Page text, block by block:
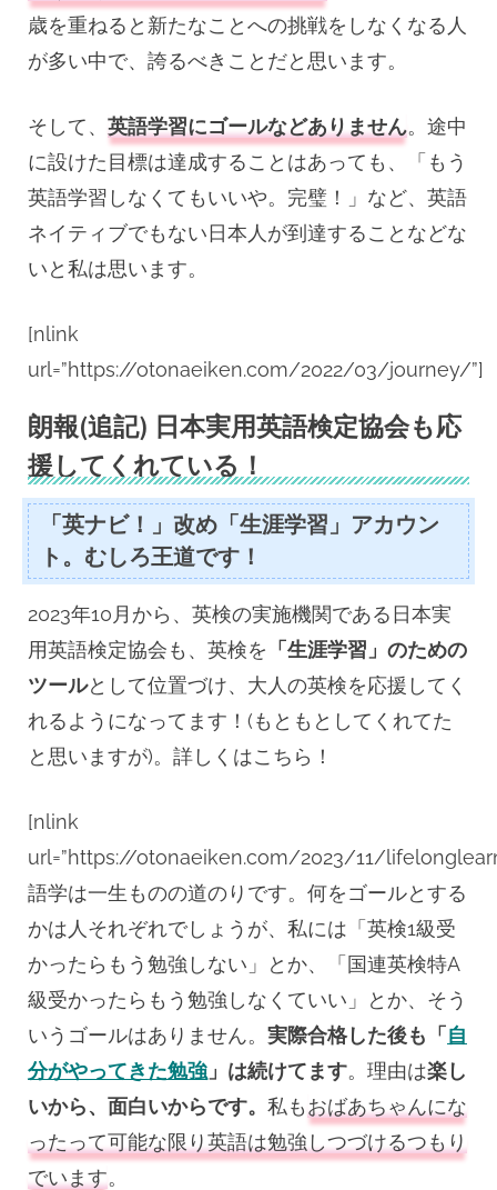
歳を重ねると新たなことへの挑戦をしなくなる人
が多い中で、誇るべきことだと思います。
そして、 英語学習にゴールなどありません。途中
に設けた目標は達成することはあっても、「もう
英語学習しなくてもいいや。完璧！」など、英語
ネイティブでもない日本人が到達することなどな
いと私は思います。
[nlink
url=”https://otonaeiken.com/2022/03/journey/”]
朗報(追記) 日本実用英語検定協会も応
援してくれている！
「英ナビ！」改め「生涯学習」アカウン
ト。むしろ王道です！
2023年10月から、英検の実施機関である日本実
用英語検定協会も、英検を 「生涯学習」のための
ツールとして位置づけ、大人の英検を応援してく
れるようになってます！(もともとしてくれてた
と思いますが)。詳しくはこちら！
[nlink
url=”https://otonaeiken.com/2023/11/
語学は一生ものの道のりです。何をゴールとする
かは人それぞれでしょうが、私には「英検1級受
かったらもう勉強しない」とか、「国連英検特A
級受かったらもう勉強しなくていい」とか、そう
いうゴールはありません。 実際合格した後も「自
分がやってきた勉強 」は続けてます。理由は楽し
いから、面白いからです。 私もおばあちゃんにな
ったって可能な限り英語は勉強しつづけるつもり
でいます。